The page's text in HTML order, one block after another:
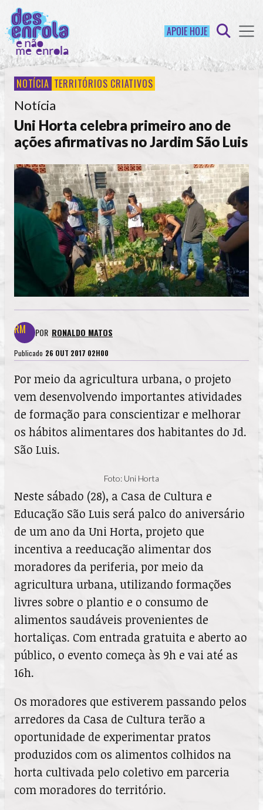
APOIE HOJE
NOTÍCIA TERRITÓRIOS CRIATIVOS
Notícia
Uni Horta celebra primeiro ano de
ações afirmativas no Jardim São Luis
POR RONALDO MATOS
Publicado 26 OUT 2017 02H00
Por meio da agricultura urbana, o projeto
vem desenvolvendo importantes atividades
de formação para conscientizar e melhorar
os hábitos alimentares dos habitantes do Jd.
São Luis.
Foto: Uni Horta
Neste sábado (28), a Casa de Cultura e
Educação São Luis será palco do aniversário
de um ano da Uni Horta, projeto que
incentiva a reeducação alimentar dos
moradores da periferia, por meio da
agricultura urbana, utilizando formações
livres sobre o plantio e o consumo de
alimentos saudáveis provenientes de
hortaliças. Com entrada gratuita e aberto ao
público, o evento começa às 9h e vai até as
16h.
Os moradores que estiverem passando pelos
arredores da Casa de Cultura terão a
oportunidade de experimentar pratos
produzidos com os alimentos colhidos na
horta cultivada pelo coletivo em parceria
com moradores do território.